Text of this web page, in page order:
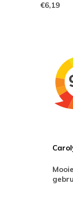
€6,19
Mooie planten , alleen jammer geen